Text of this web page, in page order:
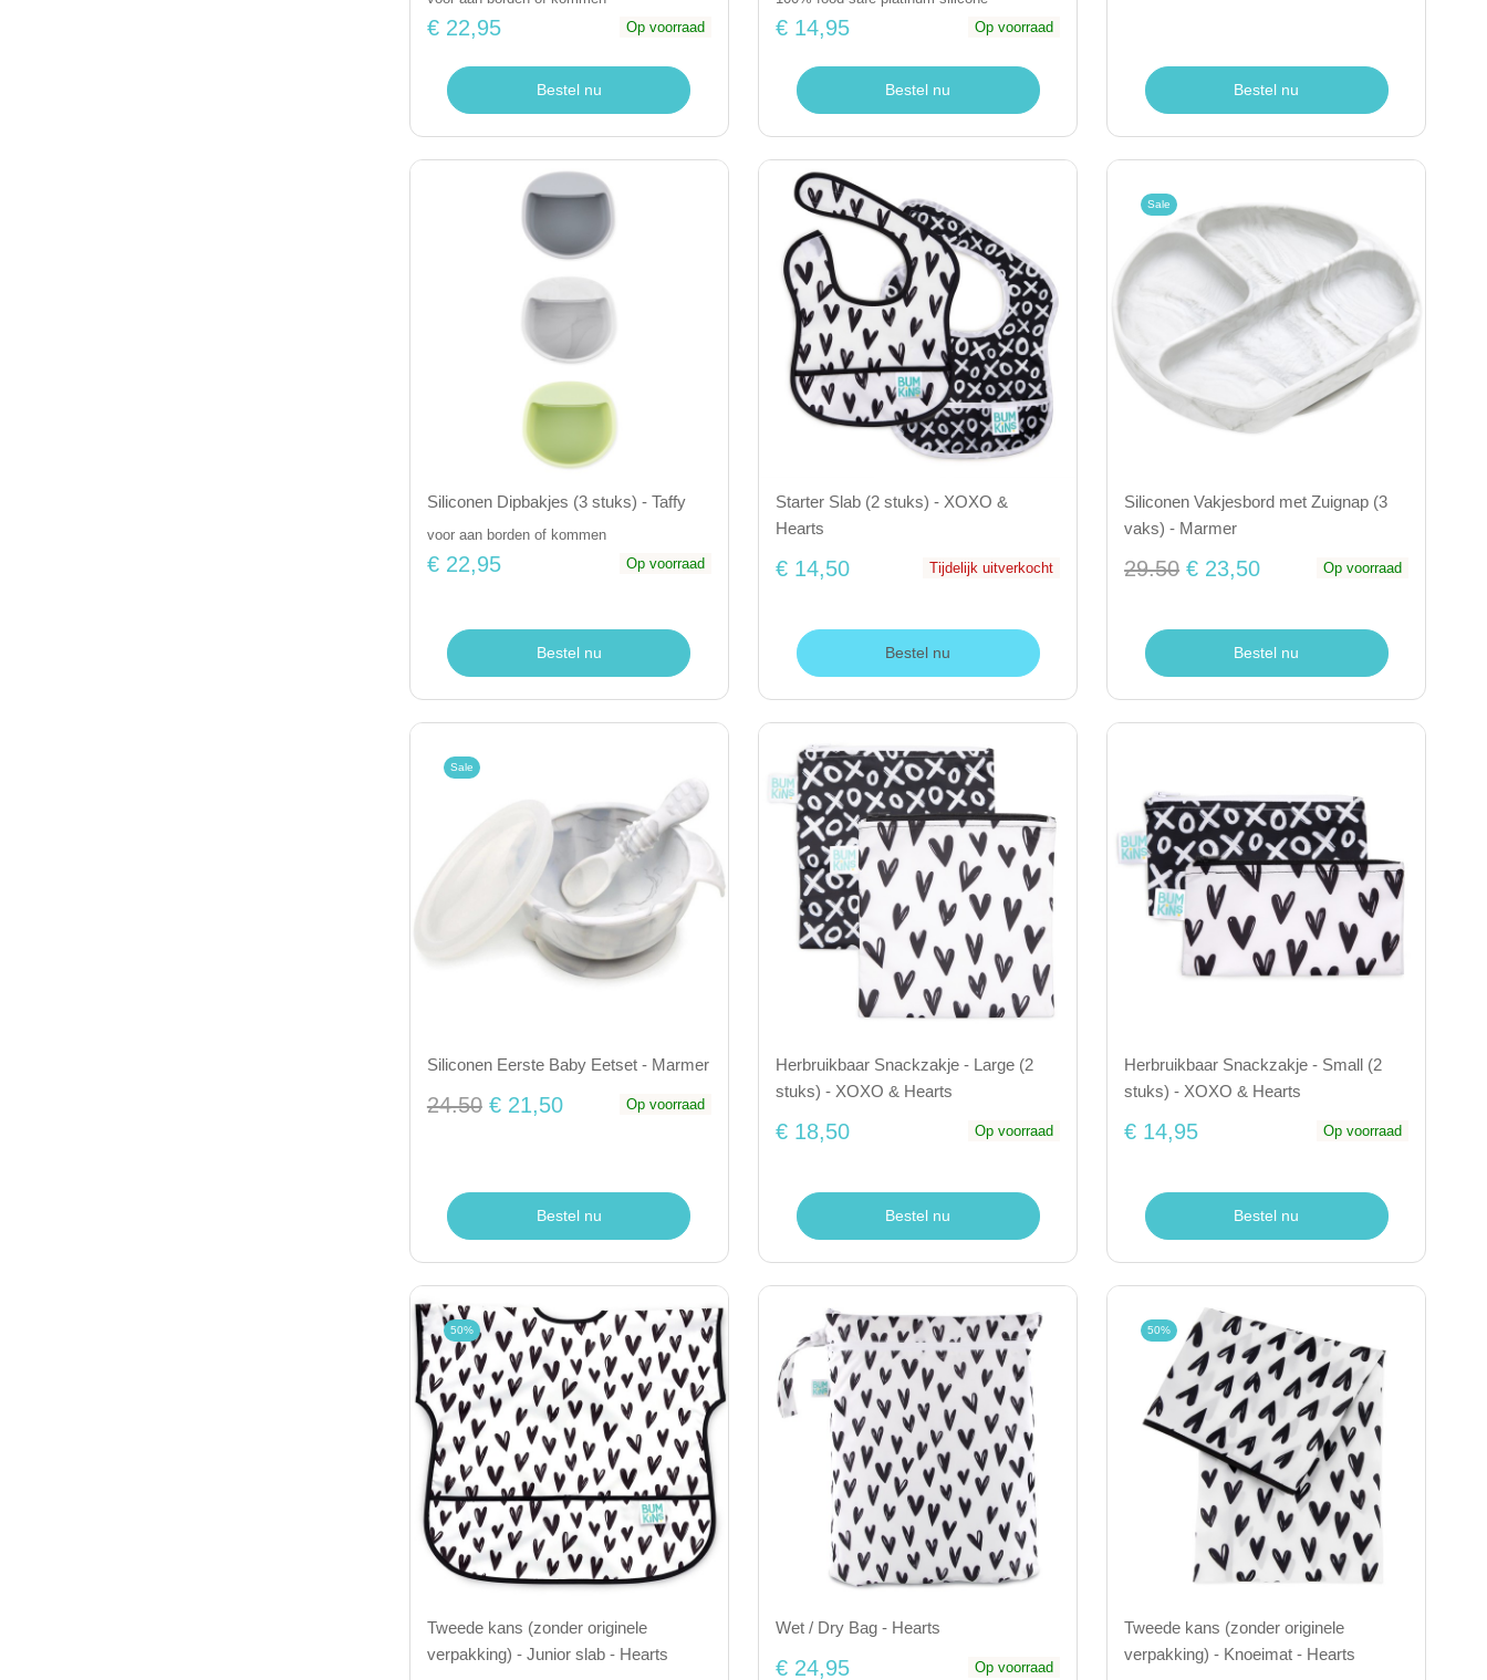
€ 22,95 Op voorraad
Bestel nu
€ 14,95 Op voorraad
Bestel nu Bestel nu
Siliconen Dipbakjes (3 stuks) - Taffy
voor aan borden of kommen
€ 22,95 Op voorraad
Bestel nu
Starter Slab (2 stuks) - XOXO &
Hearts
€ 14,50 Tijdelijk uitverkocht
Bestel nu
Sale
Siliconen Vakjesbord met Zuignap (3
vaks) - Marmer
29.50 € 23,50 Op voorraad
Bestel nu
Sale
Siliconen Eerste Baby Eetset - Marmer
24.50 € 21,50 Op voorraad
Bestel nu
Herbruikbaar Snackzakje - Large (2
stuks) - XOXO & Hearts
€ 18,50 Op voorraad
Bestel nu
Herbruikbaar Snackzakje - Small (2
stuks) - XOXO & Hearts
€ 14,95 Op voorraad
Bestel nu
50%
Tweede kans (zonder originele
verpakking) - Junior slab - Hearts
Wet / Dry Bag - Hearts
€ 24,95 Op voorraad
50%
Tweede kans (zonder originele
verpakking) - Knoeimat - Hearts